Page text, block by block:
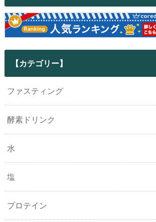
【カテゴリー】
ファスティング
酵素ドリンク
水
塩
プロテイン